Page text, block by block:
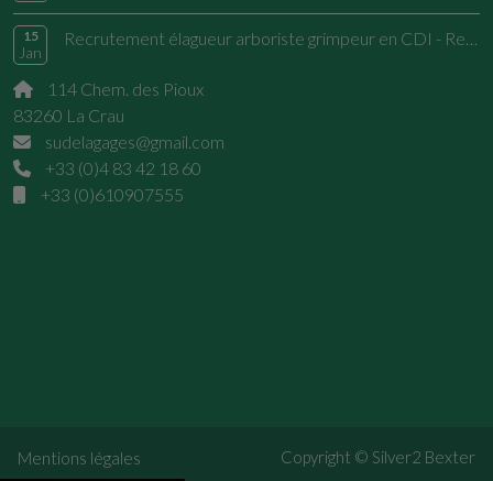
15
Jan
Recrutement élagueur arboriste grimpeur en CDI - Rejoignez une équipe passionnée
114 Chem. des Pioux
83260 La Crau
sudelagages@gmail.com
+33 (0)4 83 42 18 60
+33 (0)610907555
Mentions légales Copyright © Silver2 Bexter